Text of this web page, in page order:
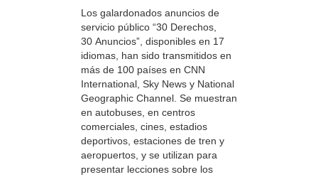
Los galardonados anuncios de
servicio público “30 Derechos,
30 Anuncios”, disponibles en 17
idiomas, han sido transmitidos en
más de 100 países en CNN
International, Sky News y National
Geographic Channel. Se muestran
en autobuses, en centros
comerciales, cines, estadios
deportivos, estaciones de tren y
aeropuertos, y se utilizan para
presentar lecciones sobre los